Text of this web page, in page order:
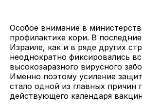
Особое внимание в
профилактике кори. В
Израиле, как и в ряде других
неоднократно фиксировались
высокозаразного вирусного
Именно поэтому усиление
стало одной из главных причин
действующего календаря